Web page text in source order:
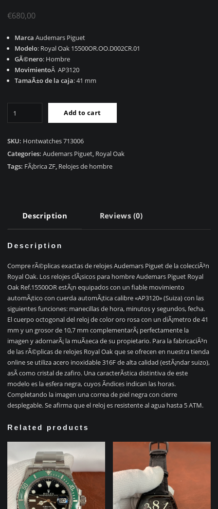
€680,00
Marca Audemars Piguet
Modelo: Royal Oak 15500OR.OO.D002CR.01
GÃ©nero: Hombre
MovimientoÂ AP3120
TamaÃ±o de la caja: 41 mm
Royal
Oak
15500OR.OO.D002CR.01
quantity
Add to cart
SKU: Hontwatches 713006
Categories: Audemars Piguet, Royal Oak
Tags: FÃ¡brica ZF, Relojes de hombre
Description Reviews (0)
Description
Compre rÃ©plicas exactas de relojes Audemars Piguet de la colecciÃ³n
Royal Oak. Los relojes clÃ¡sicos para hombre Audemars Piguet Royal
Oak Ref.15500OR estÃ¡n equipados con un fiable movimiento
automÃ¡tico con cuerda automÃ¡tica calibre «AP3120» (Suiza) con las
siguientes funciones: manecillas de hora, minutos y segundos, fecha.
El cuerpo octogonal del reloj de color oro rosa con un diÃ¡metro de 41
mm y un grosor de 10,7 mm complementarÃ¡ perfectamente la
imagen y adornarÃ¡ la muÃ±eca de su propietario. Para la fabricaciÃ³n
de las rÃ©plicas de relojes Royal Oak que se ofrecen en nuestra tienda
online se utiliza acero inoxidable 316F de alta calidad (estÃ¡ndar suizo),
asÃ­ como cristal de zafiro. Una caracterÃ­stica distintiva de este
modelo es la esfera negra, cuyos Ã­ndices indican las horas.
Completando la imagen una correa de piel negra con cierre
desplegable. Se afirma que el reloj es resistente al agua hasta 5 ATM.
Related products